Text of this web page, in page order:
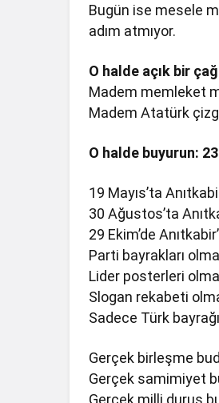
Bugün ise mesele
adım atmıyor.
O halde açık bir
Madem memleket
Madem Atatürk
O halde buyurun:
19 Mayıs’ta
30 Ağustos’ta
29 Ekim’de
Parti bayrakları
Lider posterleri
Slogan rekabeti
Sadece Türk
Gerçek birleşme
Gerçek samimiyet
Gerçek milli duruş